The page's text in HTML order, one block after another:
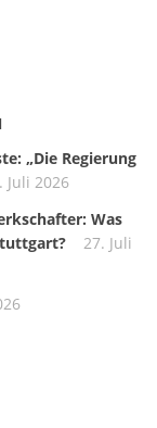
„Die Regierung
Juli 2026
Was
27. Juli